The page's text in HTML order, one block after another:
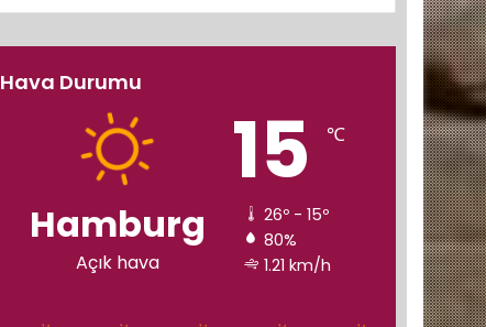
Hava Durumu
Hamburg
Açık hava
15 ℃
26º - 15º
80%
1.21 km/h